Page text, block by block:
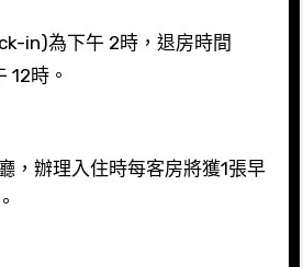
in)為下午 2時，退房時間
時。
，辦理入住時每客房將獲1張早